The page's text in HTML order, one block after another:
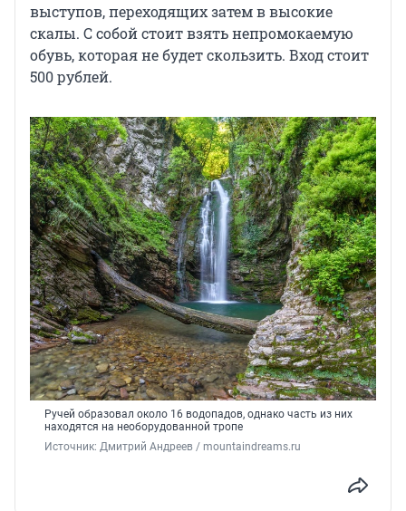
выступов, переходящих затем в высокие
скалы. С собой стоит взять непромокаемую
обувь, которая не будет скользить. Вход стоит
500 рублей.
Ручей образовал около 16 водопадов, однако часть из них
находятся на необорудованной тропе
Источник: Дмитрий Андреев / mountaindreams.ru